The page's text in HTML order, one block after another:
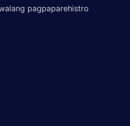
pagpaparehistro